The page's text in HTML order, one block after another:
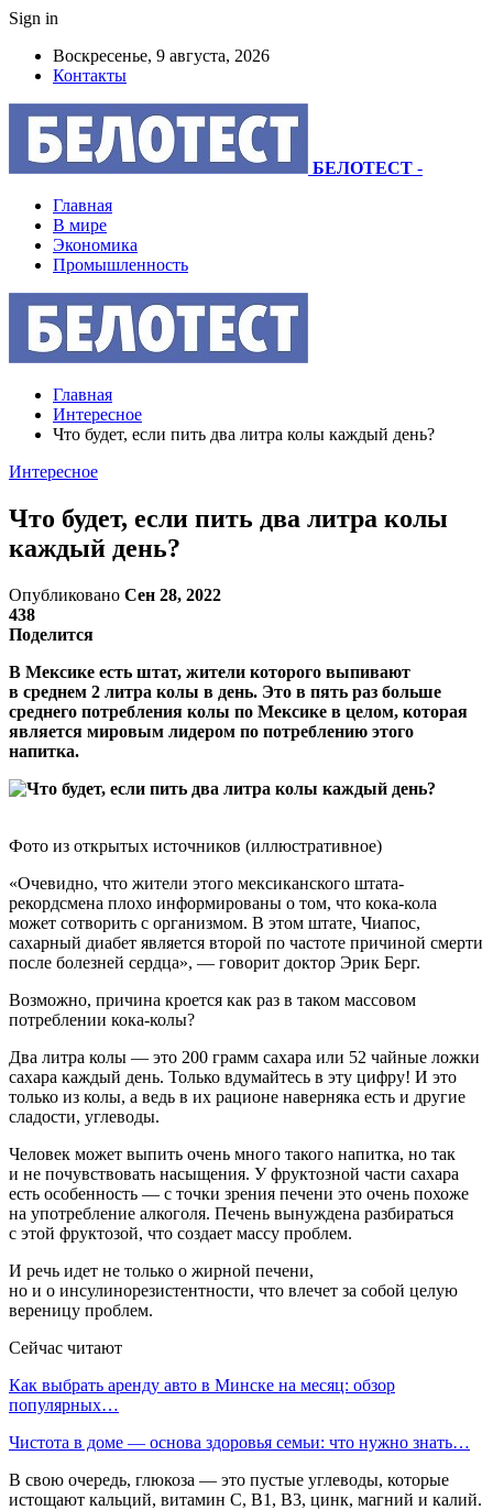
Sign in
Воскресенье, 9 августа, 2026
Контакты
БЕЛОТЕСТ -
Главная
В мире
Экономика
Промышленность
Главная
Интересное
Что будет, если пить два литра колы каждый день?
Интересное
Что будет, если пить два литра колы
каждый день?
Опубликовано Сен 28, 2022
438
Поделится
В Мексике есть штат, жители которого выпивают
в среднем 2 литра колы в день. Это в пять раз больше
среднего потребления колы по Мексике в целом, которая
является мировым лидером по потреблению этого
напитка.
Фото из открытых источников (иллюстративное)
«Очевидно, что жители этого мексиканского штата-
рекордсмена плохо информированы о том, что кока-кола
может сотворить с организмом. В этом штате, Чиапос,
сахарный диабет является второй по частоте причиной смерти
после болезней сердца», — говорит доктор Эрик Берг.
Возможно, причина кроется как раз в таком массовом
потреблении кока-колы?
Два литра колы — это 200 грамм сахара или 52 чайные ложки
сахара каждый день. Только вдумайтесь в эту цифру! И это
только из колы, а ведь в их рационе наверняка есть и другие
сладости, углеводы.
Человек может выпить очень много такого напитка, но так
и не почувствовать насыщения. У фруктозной части сахара
есть особенность — с точки зрения печени это очень похоже
на употребление алкоголя. Печень вынуждена разбираться
с этой фруктозой, что создает массу проблем.
И речь идет не только о жирной печени,
но и о инсулинорезистентности, что влечет за собой целую
вереницу проблем.
Сейчас читают
Как выбрать аренду авто в Минске на месяц: обзор
популярных…
Чистота в доме — основа здоровья семьи: что нужно знать…
В свою очередь, глюкоза — это пустые углеводы, которые
истощают кальций, витамин С, В1, В3, цинк, магний и калий.